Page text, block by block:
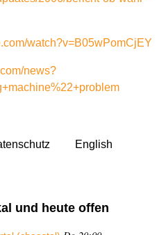
watch?v=B05wPomCjEY
news?
English
und heute offen